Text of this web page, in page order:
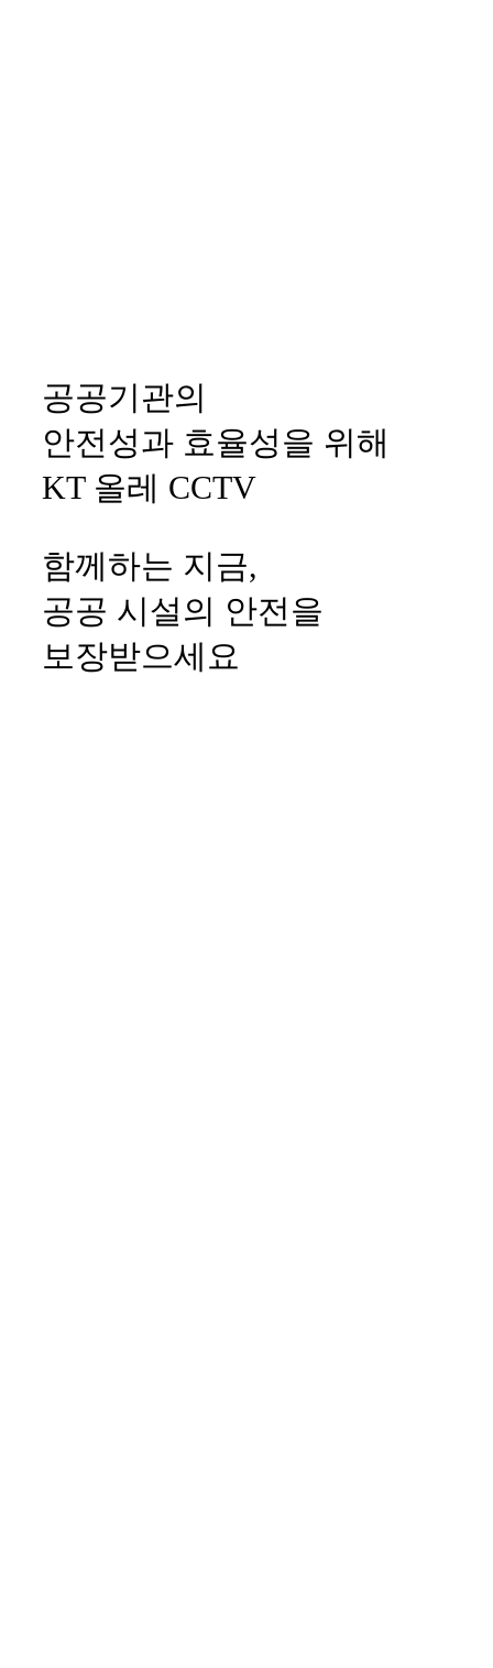
공공기관의
안전성과 효율성을 위해
KT 올레 CCTV
함께하는 지금,
공공 시설의 안전을
보장받으세요